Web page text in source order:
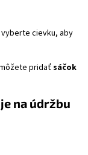
cievku, aby
pridaťsáčok
na údržbu